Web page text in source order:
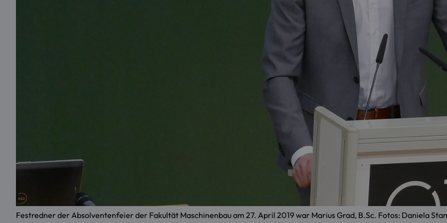
Festredner der Absolventenfeier der Fakultät Maschinenbau am 27. April 2019 war Marius Grad, B.Sc. Fotos: Daniela